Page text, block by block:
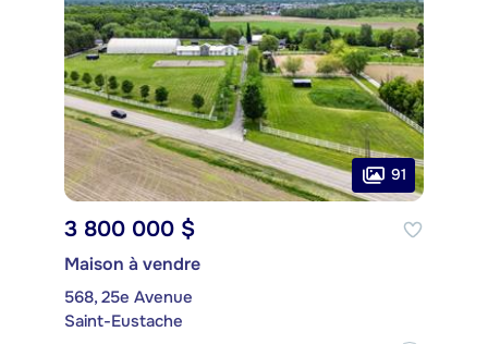
91
3 800 000 $
Maison à vendre
568, 25e Avenue
Saint-Eustache